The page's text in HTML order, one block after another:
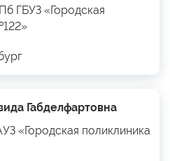
ГБУЗ «Городская
Габделфартовна
«Городская поликлиника